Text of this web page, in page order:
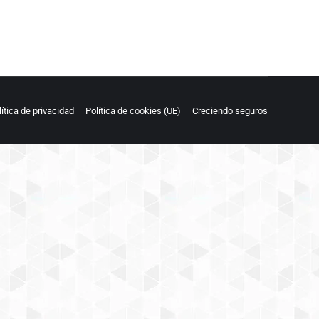
de privacidad Política de cookies (UE) Creciendo seguros